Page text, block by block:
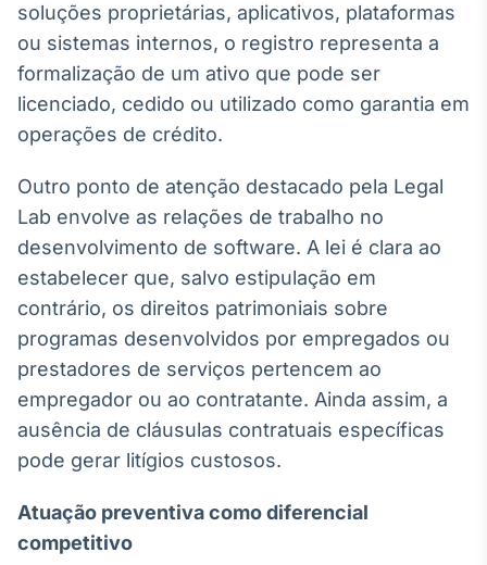
soluções proprietárias, aplicativos, plataformas
ou sistemas internos, o registro representa a
formalização de um ativo que pode ser
licenciado, cedido ou utilizado como garantia em
operações de crédito.
Outro ponto de atenção destacado pela Legal
Lab envolve as relações de trabalho no
desenvolvimento de software. A lei é clara ao
estabelecer que, salvo estipulação em
contrário, os direitos patrimoniais sobre
programas desenvolvidos por empregados ou
prestadores de serviços pertencem ao
empregador ou ao contratante. Ainda assim, a
ausência de cláusulas contratuais específicas
pode gerar litígios custosos.
Atuação preventiva como diferencial
competitivo